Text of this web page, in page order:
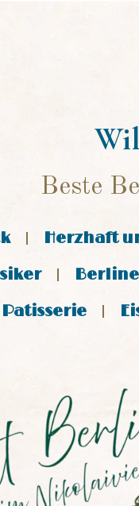
Beste
Herzhaft
Patisserie